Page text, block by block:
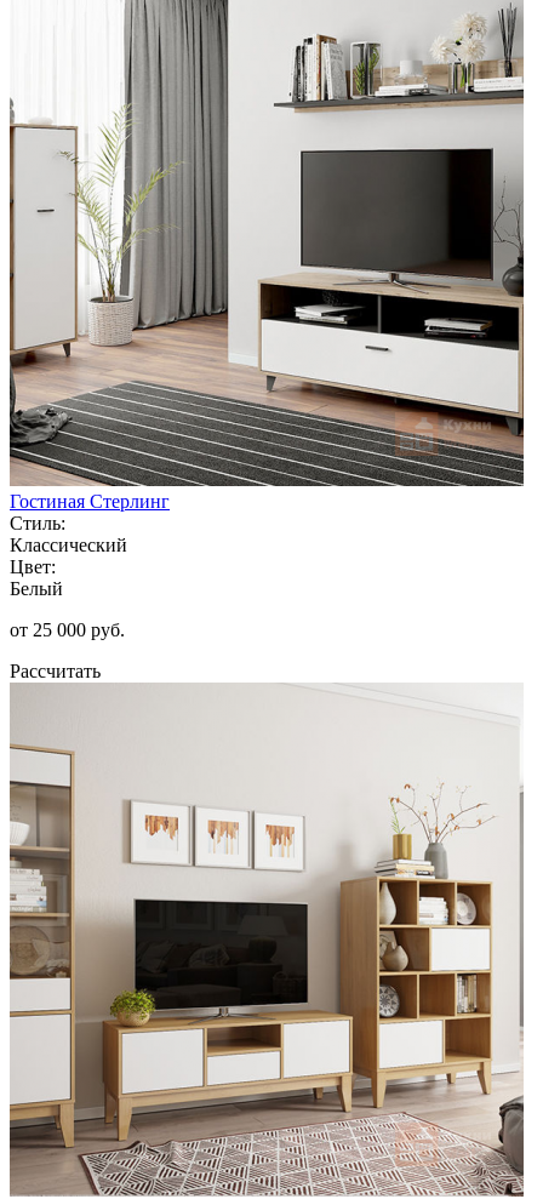
Гостиная Стерлинг
Стиль:
Классический
Цвет:
Белый
от 25 000 руб.
Рассчитать